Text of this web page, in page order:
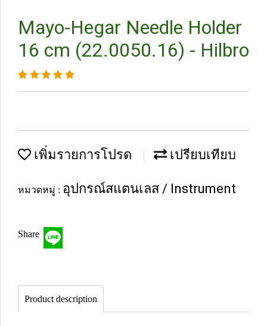
Mayo-Hegar Needle Holder
16 cm (22.0050.16) - Hilbro
เพิ่มรายการโปรด เปรียบเทียบ
หมวดหมู่ : อุปกรณ์สแตนเลส / Instrument
Share
Product description